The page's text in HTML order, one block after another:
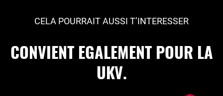
CELA POURRAIT AUSSI T’INTERESSER
CONVIENT EGALEMENT POUR LA
UKV.